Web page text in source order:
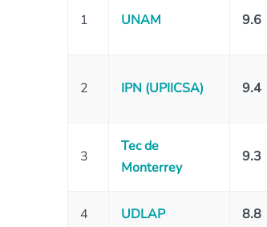
1 UNAM 9.6
2 IPN (UPIICSA) 9.4
3
Tec de
Monterrey
9.3
4 UDLAP 8.8